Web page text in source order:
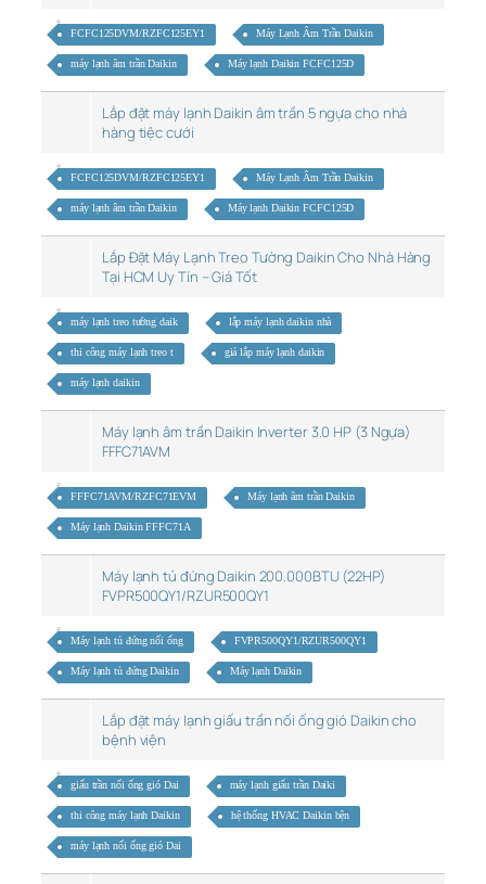
FCFC125DVM/RZFC125EY1 Máy Lạnh Âm Trần Daikin
máy lạnh âm trần Daikin Máy lạnh Daikin FCFC125D
Lắp đặt máy lạnh Daikin âm trần 5 ngựa cho nhà
hàng tiệc cưới
FCFC125DVM/RZFC125EY1 Máy Lạnh Âm Trần Daikin
máy lạnh âm trần Daikin Máy lạnh Daikin FCFC125D
Lắp Đặt Máy Lạnh Treo Tường Daikin Cho Nhà Hàng
Tại HCM Uy Tín – Giá Tốt
máy lạnh treo tường daik lắp máy lạnh daikin nhà
thi công máy lạnh treo t giá lắp máy lạnh daikin
máy lạnh daikin
Máy lạnh âm trần Daikin Inverter 3.0 HP (3 Ngựa)
FFFC71AVM
FFFC71AVM/RZFC71EVM Máy lạnh âm trần Daikin
Máy lạnh Daikin FFFC71A
Máy lạnh tủ đứng Daikin 200.000BTU (22HP)
FVPR500QY1/RZUR500QY1
Máy lạnh tủ đứng nối ống FVPR500QY1/RZUR500QY1
Máy lạnh tủ đứng Daikin Máy lạnh Daikin
Lắp đặt máy lạnh giấu trần nối ống gió Daikin cho
bệnh viện
giấu trần nối ống gió Dai máy lạnh giấu trần Daiki
thi công máy lạnh Daikin hệ thống HVAC Daikin bện
máy lạnh nối ống gió Dai